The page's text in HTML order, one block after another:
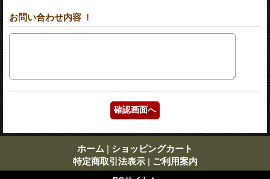
お問い合わせ内容 !
ホーム | ショッピングカート
特定商取引法表示 | ご利用案内